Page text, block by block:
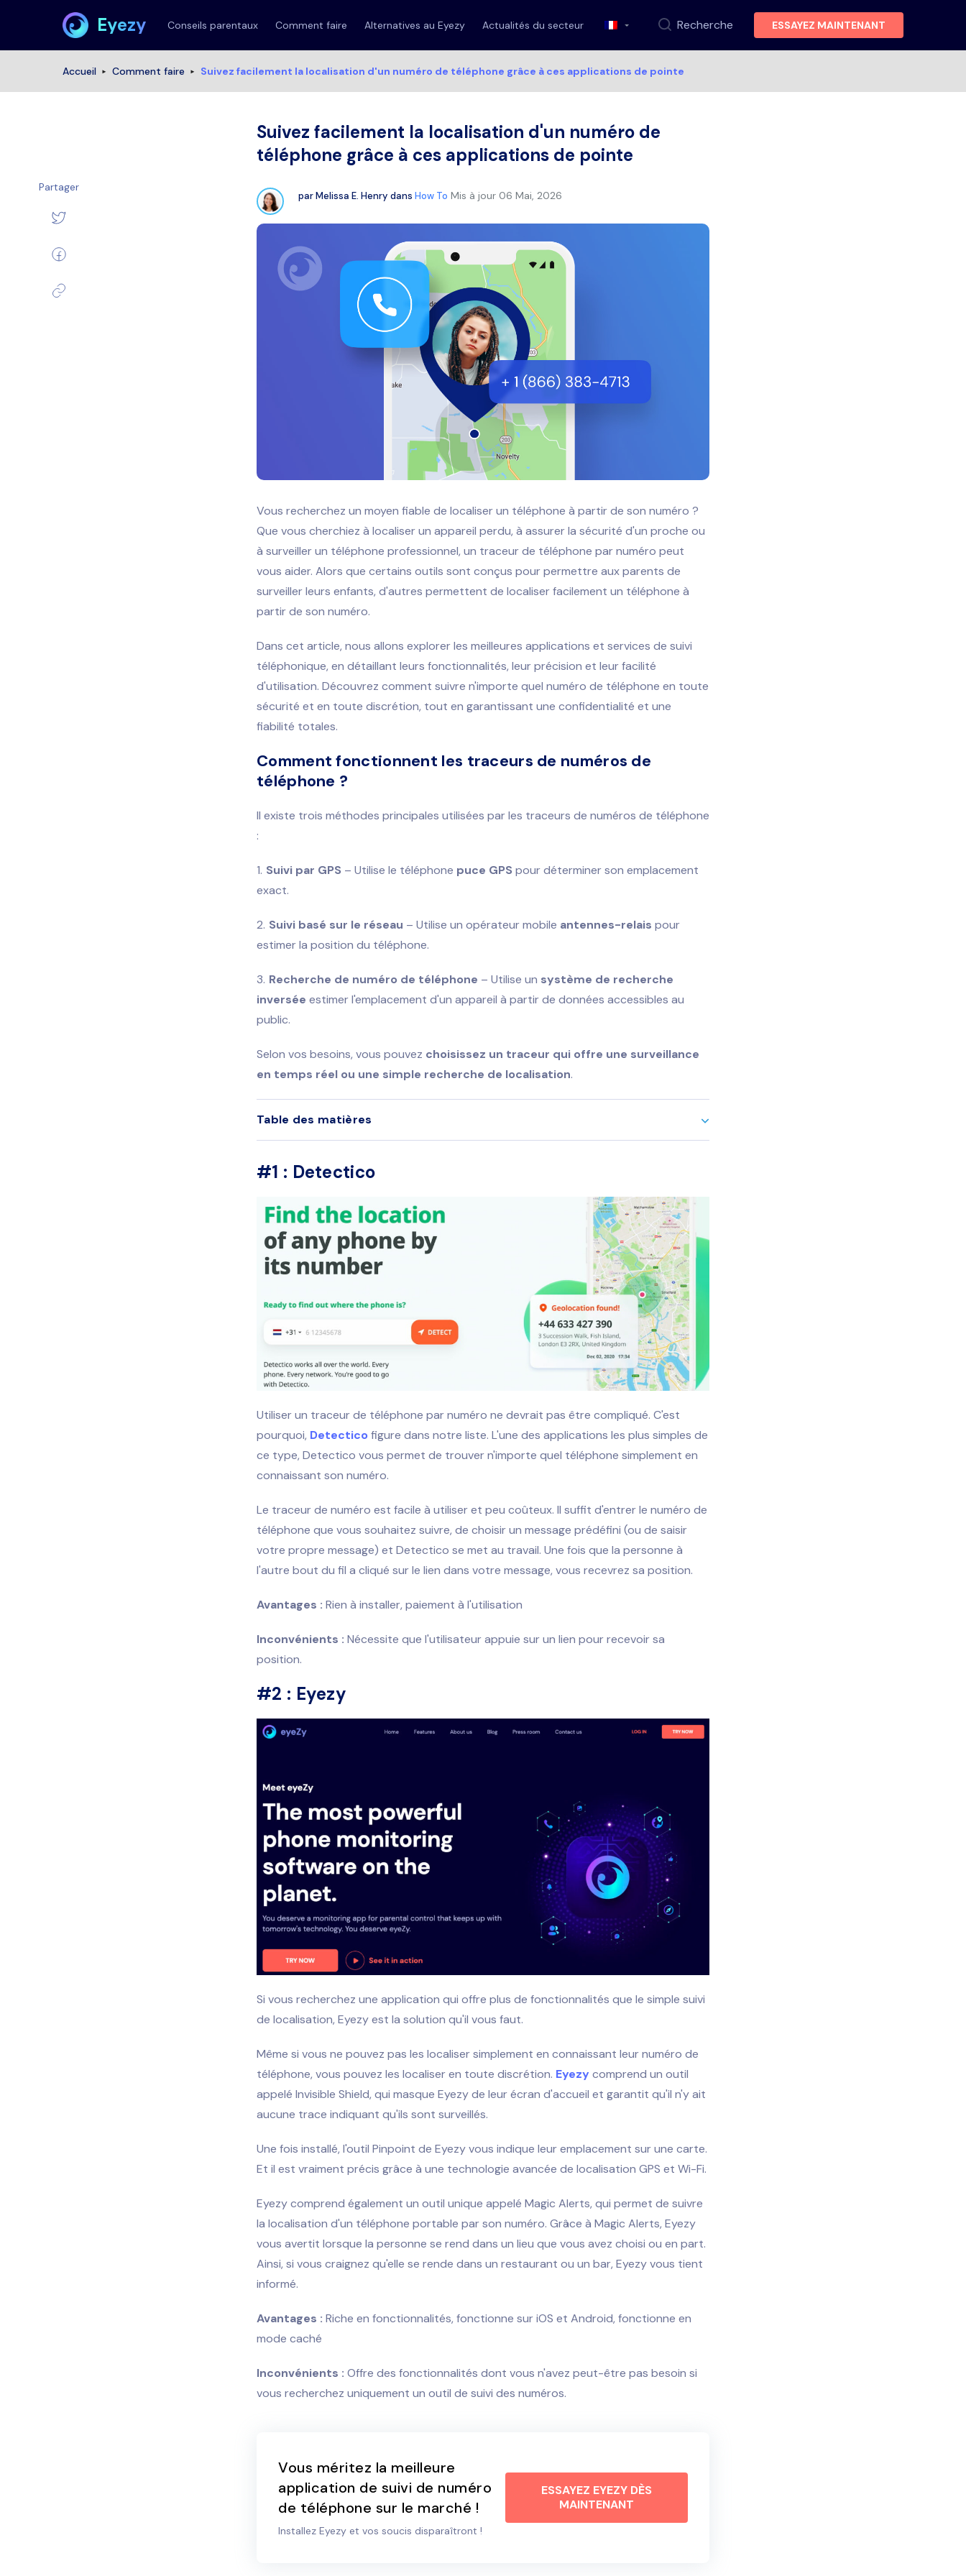
Eyezy Conseils parentaux Comment faire Alternatives au Eyezy Actualités du secteur Recherche ESSAYEZ MAINTENANT
Accueil Comment faire Suivez facilement la localisation d'un numéro de téléphone grâce à ces applications de pointe
Suivez facilement la localisation d'un numéro de
téléphone grâce à ces applications de pointe
parMelissa E. Henry dans How To Mis à jour 06 Mai, 2026
Vous recherchez un moyen fiable de localiser un téléphone à partir de son numéro ?
Que vous cherchiez à localiser un appareil perdu, à assurer la sécurité d'un proche ou
à surveiller un téléphone professionnel, un traceur de téléphone par numéro peut
vous aider. Alors que certains outils sont conçus pour permettre aux parents de
surveiller leurs enfants, d'autres permettent de localiser facilement un téléphone à
partir de son numéro.
Dans cet article, nous allons explorer les meilleures applications et services de suivi
téléphonique, en détaillant leurs fonctionnalités, leur précision et leur facilité
d'utilisation. Découvrez comment suivre n'importe quel numéro de téléphone en toute
sécurité et en toute discrétion, tout en garantissant une confidentialité et une
fiabilité totales.
Comment fonctionnent les traceurs de numéros de
téléphone ?
Il existe trois méthodes principales utilisées par les traceurs de numéros de téléphone
:
Suivi par GPS – Utilise le téléphone puce GPS pour déterminer son emplacement
exact.
Suivi basé sur le réseau – Utilise un opérateur mobile antennes-relais pour
estimer la position du téléphone.
Recherche de numéro de téléphone – Utilise un système de recherche
inversée estimer l'emplacement d'un appareil à partir de données accessibles au
public.
Selon vos besoins, vous pouvez choisissez un traceur qui offre une surveillance
en temps réel ou une simple recherche de localisation.
Table des matières
#1 : Detectico
Utiliser un traceur de téléphone par numéro ne devrait pas être compliqué. C'est
pourquoi, Detectico figure dans notre liste. L'une des applications les plus simples de
ce type, Detectico vous permet de trouver n'importe quel téléphone simplement en
connaissant son numéro.
Le traceur de numéro est facile à utiliser et peu coûteux. Il suffit d'entrer le numéro de
téléphone que vous souhaitez suivre, de choisir un message prédéfini (ou de saisir
votre propre message) et Detectico se met au travail. Une fois que la personne à
l'autre bout du fil a cliqué sur le lien dans votre message, vous recevrez sa position.
Avantages : Rien à installer, paiement à l'utilisation
Inconvénients : Nécessite que l'utilisateur appuie sur un lien pour recevoir sa
position.
#2 : Eyezy
Si vous recherchez une application qui offre plus de fonctionnalités que le simple suivi
de localisation, Eyezy est la solution qu'il vous faut.
Même si vous ne pouvez pas les localiser simplement en connaissant leur numéro de
téléphone, vous pouvez les localiser en toute discrétion. Eyezy comprend un outil
appelé Invisible Shield, qui masque Eyezy de leur écran d'accueil et garantit qu'il n'y ait
aucune trace indiquant qu'ils sont surveillés.
Une fois installé, l'outil Pinpoint de Eyezy vous indique leur emplacement sur une carte.
Et il est vraiment précis grâce à une technologie avancée de localisation GPS et Wi-Fi.
Eyezy comprend également un outil unique appelé Magic Alerts, qui permet de suivre
la localisation d'un téléphone portable par son numéro. Grâce à Magic Alerts, Eyezy
vous avertit lorsque la personne se rend dans un lieu que vous avez choisi ou en part.
Ainsi, si vous craignez qu'elle se rende dans un restaurant ou un bar, Eyezy vous tient
informé.
Avantages : Riche en fonctionnalités, fonctionne sur iOS et Android, fonctionne en
mode caché
Inconvénients : Offre des fonctionnalités dont vous n'avez peut-être pas besoin si
vous recherchez uniquement un outil de suivi des numéros.
Vous méritez la meilleure
application de suivi de numéro
de téléphone sur le marché !
Installez Eyezy et vos soucis disparaîtront !
ESSAYEZ EYEZY DÈS
MAINTENANT
Partager